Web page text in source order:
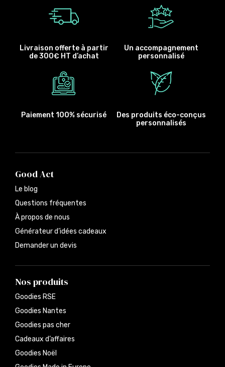
Livraison offerte à partir
de 300€ HT d’achat
Un accompagnement
personnalisé
Paiement 100% sécurisé
Des produits éco-conçus
personnalisés
Good Act
Le blog
Questions fréquentes
À propos de nous
Générateur d’idées cadeaux
Demander un devis
Nos produits
Goodies RSE
Goodies Nantes
Goodies pas cher
Cadeaux d’affaires
Goodies Noël